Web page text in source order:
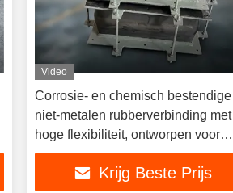
Video
Corrosie- en chemisch bestendige
niet-metalen rubberverbinding met
hoge flexibiliteit, ontworpen voor
afdichting in chemische en
corrosieve omstandigheden
Krijg Beste Prijs